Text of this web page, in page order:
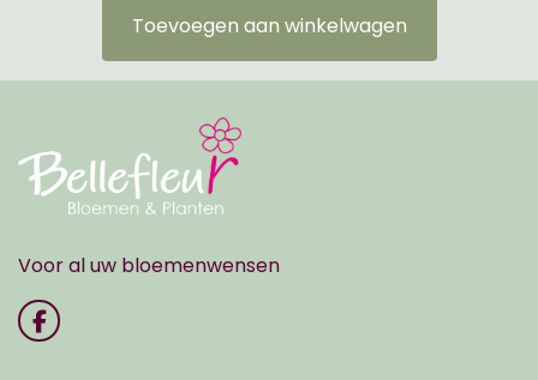
Toevoegen aan winkelwagen
Voor al uw bloemenwensen